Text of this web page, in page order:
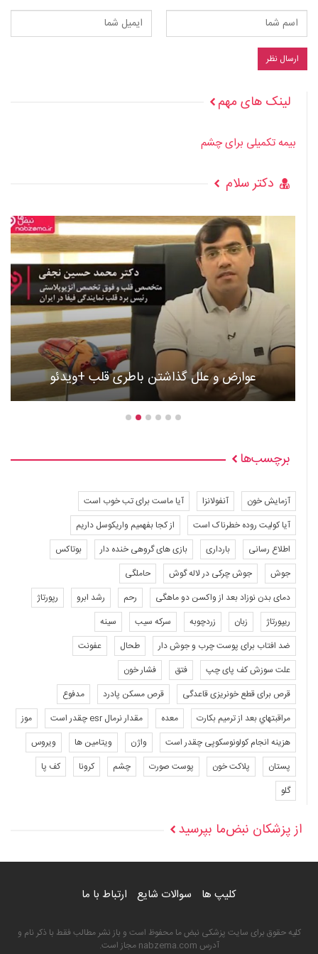
لینک های مهم
بیمه تکمیلی برای چشم
دکتر سلام
عوارض و علل گذاشتن باطری قلب +ویدئو
برچسب‌ها
آزمایش خون آنفولانزا
آیا ماست برای تب خوب است
آیا کولیت روده خطرناک است
از کجا بفهمیم واریکوسل داریم
اطلاع رسانی
بارداری بازی های گروهی خنده دار
بوتاکس
جوش
جوش چرکی در لاله گوش
حاملگی
دمای بدن نوزاد بعد از واکسن دو ماهگی
رحم رشد ابرو
رپورتاژ
ریپورتاژ
زبان زردچوبه سرکه سیب
سینه
ضد افتاب برای پوست چرب و جوش دار
طحال
عفونت
علت سوزش کف پای چپ
فتق
فشار خون
قرص برای قطع خونریزی قاعدگی
قرص مسکن پادرد
مدفوع
مراقبتهاي بعد از ترميم بكارت
معده مقدار نرمال esr چقدر است
موز
هزینه انجام کولونوسکوپی چقدر است
واژن ویتامین ها
ویروس
پستان
پلاکت خون پوست صورت چشم کرونا
کف پا
گلو
از پزشکان نبض‌ما بپرسید
کلیپ ها سوالات شایع ارتباط با ما
کلیه حقوق برای سایت پزشکی نبض ما محفوظ است و باز نشر مطالب فقط با ذکر نام و
آدرس nabzema.com مجاز است.